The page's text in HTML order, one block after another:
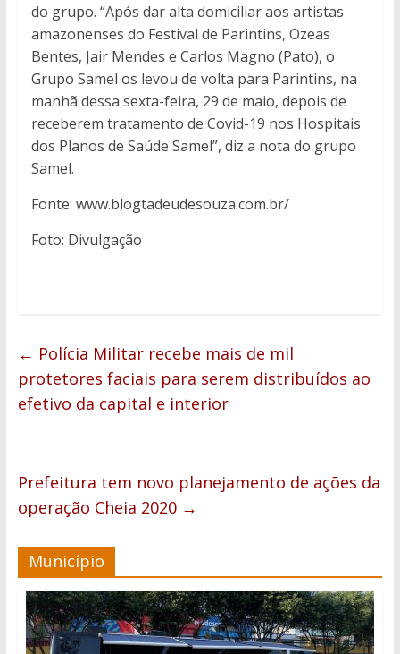
do grupo. “Após dar alta domiciliar aos artistas
amazonenses do Festival de Parintins, Ozeas
Bentes, Jair Mendes e Carlos Magno (Pato), o
Grupo Samel os levou de volta para Parintins, na
manhã dessa sexta-feira, 29 de maio, depois de
receberem tratamento de Covid-19 nos Hospitais
dos Planos de Saúde Samel”, diz a nota do grupo
Samel.
Fonte: www.blogtadeudesouza.com.br/
Foto: Divulgação
← Polícia Militar recebe mais de mil
protetores faciais para serem distribuídos ao
efetivo da capital e interior
Prefeitura tem novo planejamento de ações da
operação Cheia 2020 →
Município